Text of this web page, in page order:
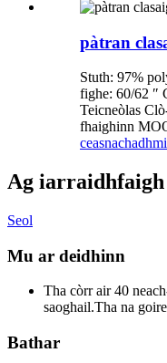
pàtran
Stuth: 97%
fighe: 60/62 ″
Teicneòlas
fhaighinn
ceasnachadh
Ag iarraidh
Seol
Mu ar deidhinn
Tha còrr air 40
saoghail.Tha na
Bathar